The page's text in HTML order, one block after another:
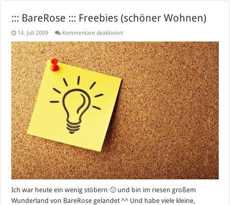
::: BareRose ::: Freebies (schöner Wohnen)
14. Juli 2009 Kommentare deaktiviertfür
BareRose
:::
Freebies
(schöner
Wohnen)
Ich war heute ein wenig stöbern 🙂 und bin im riesen großem
Wunderland von BareRose gelandet ^^ Und habe viele kleine,